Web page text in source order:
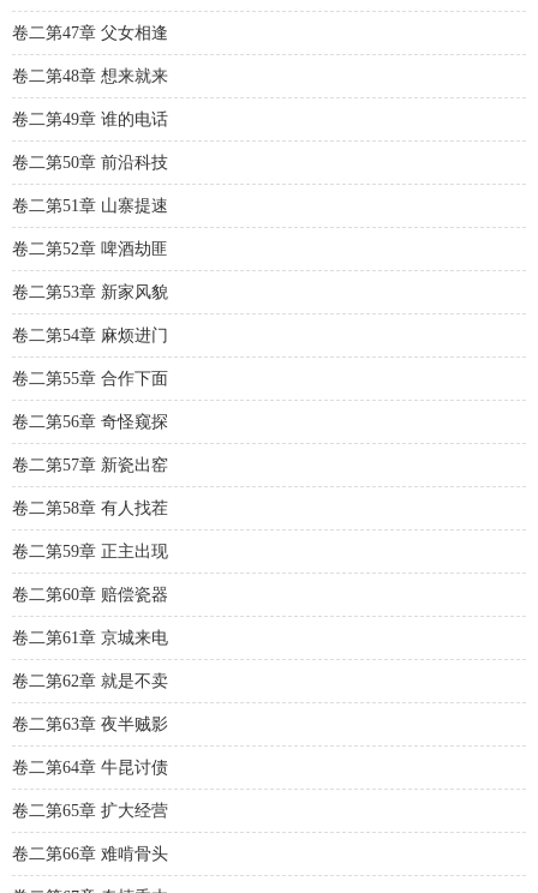
卷二第47章 父女相逢
卷二第48章 想来就来
卷二第49章 谁的电话
卷二第50章 前沿科技
卷二第51章 山寨提速
卷二第52章 啤酒劫匪
卷二第53章 新家风貌
卷二第54章 麻烦进门
卷二第55章 合作下面
卷二第56章 奇怪窥探
卷二第57章 新瓷出窑
卷二第58章 有人找茬
卷二第59章 正主出现
卷二第60章 赔偿瓷器
卷二第61章 京城来电
卷二第62章 就是不卖
卷二第63章 夜半贼影
卷二第64章 牛昆讨债
卷二第65章 扩大经营
卷二第66章 难啃骨头